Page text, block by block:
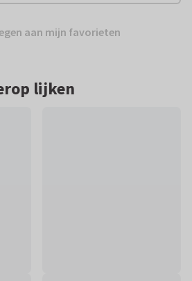
aan mijn favorieten
lijken